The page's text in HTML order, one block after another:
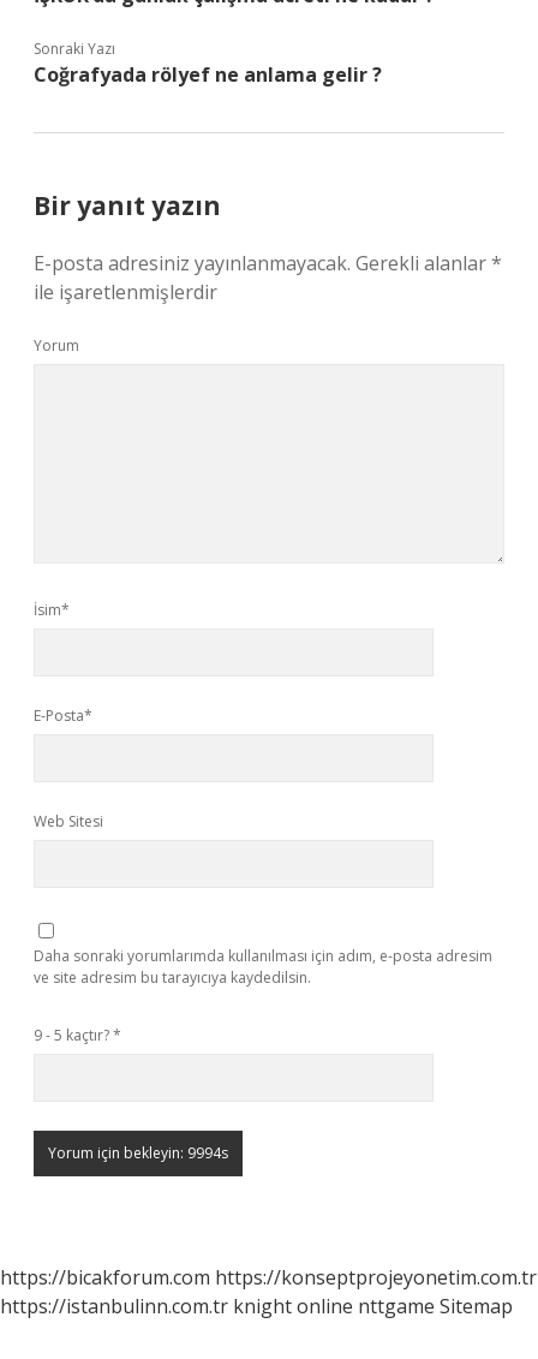
Sonraki Yazı
Coğrafyada rölyef ne anlama gelir ?
Bir yanıt yazın
E-posta adresiniz yayınlanmayacak. Gerekli alanlar*
ile işaretlenmişlerdir
Yorum
İsim*
E-Posta*
Web Sitesi
Daha sonraki yorumlarımda kullanılması için adım, e-posta adresim
ve site adresim bu tarayıcıya kaydedilsin.
9 - 5 kaçtır?*
https://bicakforum.com https://konseptprojeyonetim.com.tr
https://istanbulinn.com.tr knight online nttgame Sitemap